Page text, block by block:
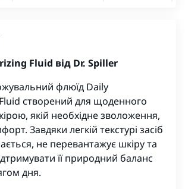
Fluid від Dr. Spiller
флюїд Daily
створений для щоденного
якій необхідне зволоження,
Завдяки легкій текстурі засіб
не перевантажує шкіру та
її природний баланс
дня.